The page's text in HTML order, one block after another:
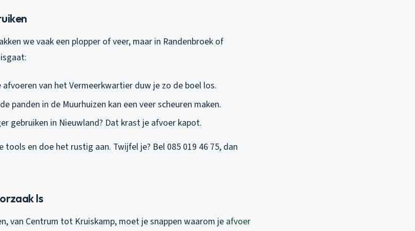
we vaak een plopper of veer, maar in Randenbroek of
afvoeren van het Vermeerkwartier duw je zo de boel los.
panden in de Muurhuizen kan een veer scheuren maken.
gebruiken in Nieuwland? Dat krast je afvoer kapot.
tools en doe het rustig aan. Twijfel je? Bel 085 019 46 75, dan
Is
van Centrum tot Kruiskamp, moet je snappen waarom je afvoer